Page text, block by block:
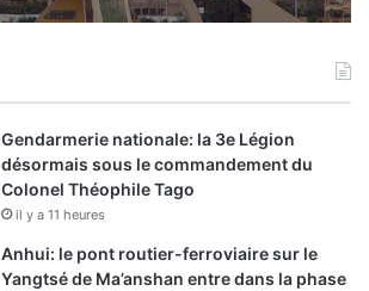
Gendarmerie nationale: la 3e Légion
désormais sous le commandement du
Colonel Théophile Tago
il y a 11 heures
Anhui: le pont routier-ferroviaire sur le
Yangtsé de Ma’anshan entre dans la phase